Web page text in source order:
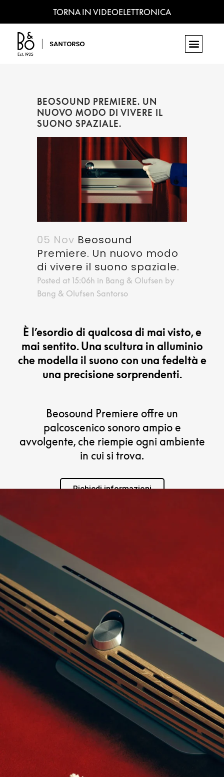
TORNA IN VIDEOELETTRONICA
BEOSOUND PREMIERE. UN
NUOVO MODO DI VIVERE IL
SUONO SPAZIALE.
05 Nov Beosound
Premiere. Un nuovo modo
di vivere il suono spaziale.
Posted at 15:06h in Bang & Olufsen by
Bang & Olufsen Santorso
È l’esordio di qualcosa di mai visto, e
mai sentito. Una scultura in alluminio
che modella il suono con una fedeltà e
una precisione sorprendenti.
Beosound Premiere offre un
palcoscenico sonoro ampio e
avvolgente, che riempie ogni ambiente
in cui si trova.
Richiedi informazioni